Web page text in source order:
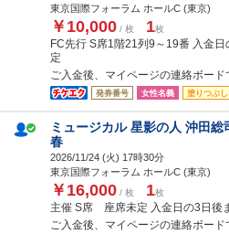
東京国際フォーラム ホールC (東京)
￥10,000 / 枚 1枚
FC先行 S席1階21列9～19番 入金
定
ご入金後、マイページの連絡ボード
発券番号 女性名義 塗りつぶし
ミュージカル 星影の人 沖田
春
2026/11/24 (火) 17時30分
東京国際フォーラム ホールC (東京)
￥16,000 / 枚 1枚
主催 S席 座席未定 入金日の3日後
ご入金後、マイページの連絡ボード